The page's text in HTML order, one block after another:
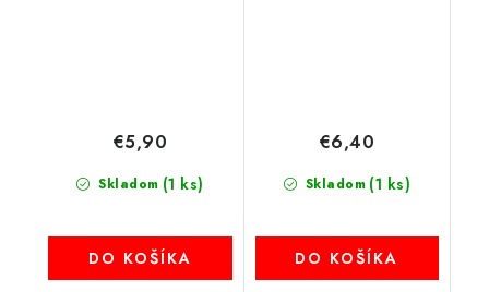
Skladom (1 ks)
€5,90
DO KOŠÍKA
Skladom (1 ks)
€6,40
DO KOŠÍKA